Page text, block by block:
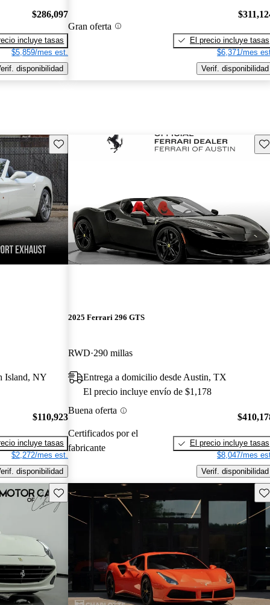
$286,097
incluye tasas
$5,859/mes est.
disponibilidad
Gran oferta
El precio incluye tasas
$6,371/mes
Verif. disponibilidad
Guarda este Aviso
Island, NY
$110,923
incluye tasas
$2,272/mes est.
disponibilidad
2025 Ferrari 296 GTS
RWD 290 millas
Entrega a domicilio desde Austin, TX
El precio incluye envío de $1,178
Buena oferta
Certificados por el
fabricante
El precio incluye tasas
$8,047/mes
Verif. disponibilidad
Guarda este Aviso